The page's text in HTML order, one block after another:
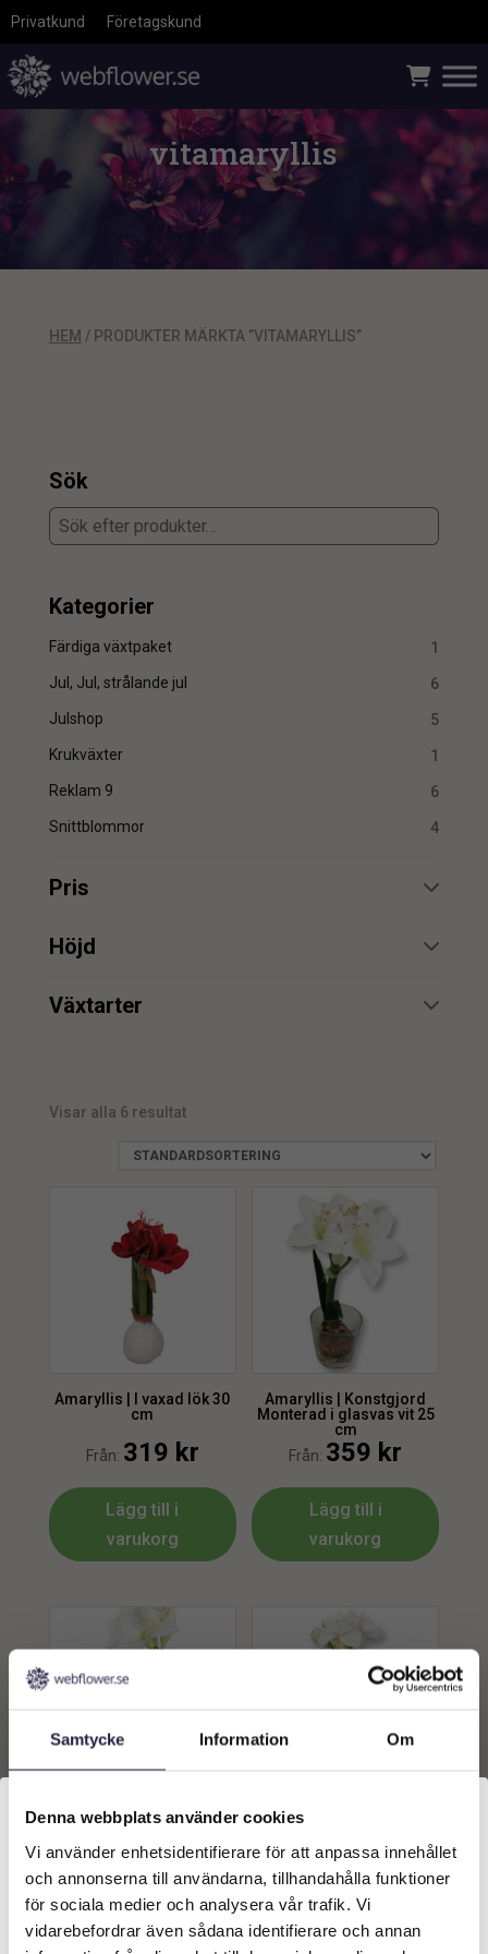
Samtycke Information Om
Denna webbplats använder cookies
Vi använder enhetsidentifierare för att anpassa innehållet
och annonserna till användarna, tillhandahålla funktioner
för sociala medier och analysera vår trafik. Vi
vidarebefordrar även sådana identifierare och annan
Privatkund Företagskund
vitamaryllis
HEM / PRODUKTER MÄRKTA ”VITAMARYLLIS”
Sök
Kategorier
Färdiga växtpaket 1
Jul, Jul, strålande jul 6
Julshop 5
Krukväxter 1
Reklam 9 6
Snittblommor 4
Pris
min.
Höjd
min.
min.
Växtarter
Visar alla 6 resultat
Amaryllis | I vaxad lök 30
cm
Från: 319 kr
Lägg till i
varukorg
Amaryllis | Konstgjord
Monterad i glasvas vit 25
cm
Från: 359 kr
Lägg till i
varukorg
Amaryllis | Konstgjord Vit
Från:399kr
Lägg till i
Amaryllis | Vit i kruka 70
1389kr
Lägg till i
Välkommen till Webflower
Vilken typ av kund är du? Du kan alltid justera ditt val
längst upp på sidan.